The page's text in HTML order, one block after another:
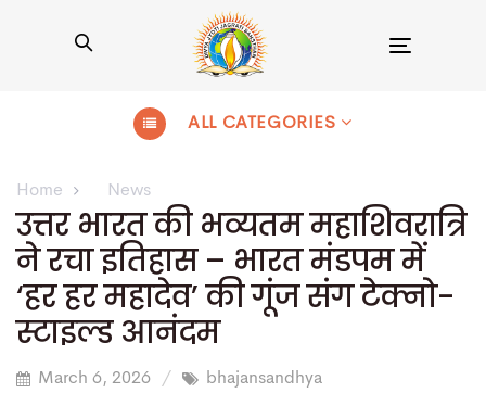
ALL CATEGORIES
Home News
उत्तर भारत की भव्यतम महाशिवरात्रि
ने रचा इतिहास – भारत मंडपम में
‘हर हर महादेव’ की गूंज संग टेक्नो-
स्टाइल्ड आनंदम
March 6, 2026 bhajansandhya